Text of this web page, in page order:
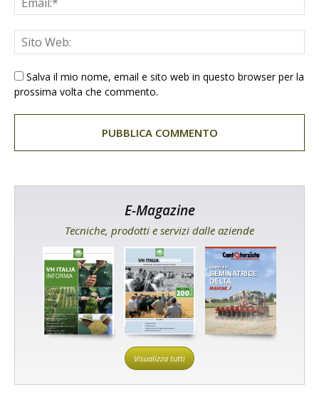
Salva il mio nome, email e sito web in questo browser per la
prossima volta che commento.
E-Magazine
Tecniche, prodotti e servizi dalle aziende
Visualizza tutti